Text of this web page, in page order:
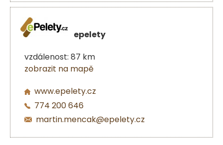
epelety
vzdálenost: 87 km
zobrazit na mapě
www.epelety.cz
774 200 646
martin.mencak@epelety.cz